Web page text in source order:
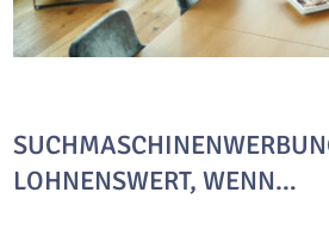
LOHNENSWERT, WENN…